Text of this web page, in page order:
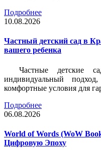
Подробнее
10.08.2026
Частный детский сад в
вашего ребенка
Частные детские
индивидуальный
комфортные условия для
Подробнее
06.08.2026
World of Words (WoW
Цифровую Эпоху